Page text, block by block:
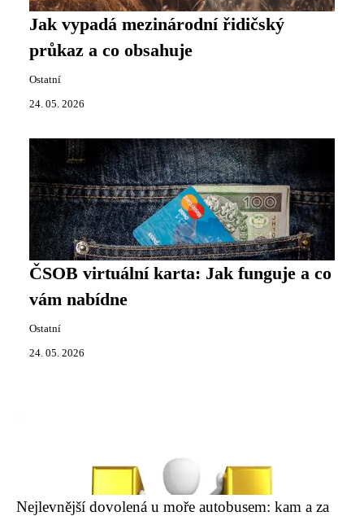
Jak vypadá mezinárodní řidičský
průkaz a co obsahuje
Ostatní
24. 05. 2026
ČSOB virtuální karta: Jak funguje a co
vám nabídne
Ostatní
24. 05. 2026
Nejlevnější dovolená u moře autobusem: kam a za